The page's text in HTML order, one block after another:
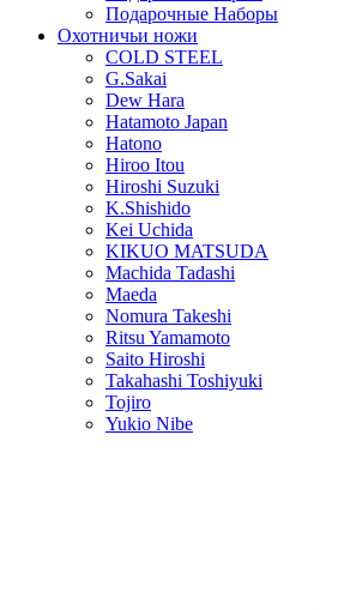
Подарочные Наборы
Охотничьи ножи
COLD STEEL
G.Sakai
Dew Hara
Hatamoto Japan
Hatono
Hiroo Itou
Hiroshi Suzuki
K.Shishido
Kei Uchida
KIKUO MATSUDA
Machida Tadashi
Maeda
Nomura Takeshi
Ritsu Yamamoto
Saito Hiroshi
Takahashi Toshiyuki
Tojiro
Yukio Nibe